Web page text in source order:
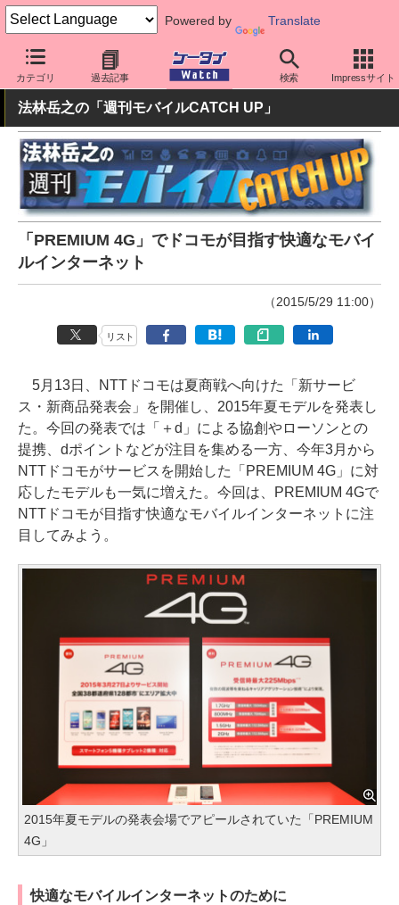
Powered by Translate
カテゴリ 過去記事 検索 Impressサイト
ケータイ Watch キャリア ドコモ ネットワーク/技術
法林岳之の「週刊モバイルCATCH UP」
「PREMIUM 4G」でドコモが目指す快適なモバイ
ルインターネット
（2015/5/29 11:00）
リスト
5月13日、NTTドコモは夏商戦へ向けた「新サービ
ス・新商品発表会」を開催し、2015年夏モデルを発表し
た。今回の発表では「＋d」による協創やローソンとの
提携、dポイントなどが注目を集める一方、今年3月から
NTTドコモがサービスを開始した「PREMIUM 4G」に対
応したモデルも一気に増えた。今回は、PREMIUM 4Gで
NTTドコモが目指す快適なモバイルインターネットに注
目してみよう。
2015年夏モデルの発表会場でアピールされていた「PREMIUM
4G」
快適なモバイルインターネットのために